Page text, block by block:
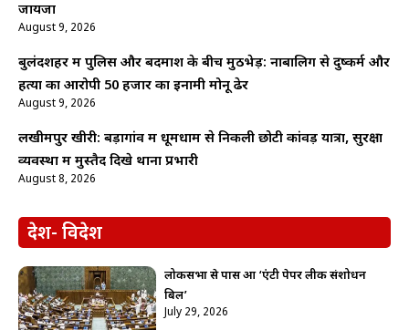
जायजा
August 9, 2026
बुलंदशहर में पुलिस और बदमाश के बीच मुठभेड़: नाबालिग से दुष्कर्म और
हत्या का आरोपी 50 हजार का इनामी मोनू ढेर
August 9, 2026
लखीमपुर खीरी: बड़ागांव में धूमधाम से निकली छोटी कांवड़ यात्रा, सुरक्षा
व्यवस्था में मुस्तैद दिखे थाना प्रभारी
August 8, 2026
देश- विदेश
लोकसभा से पास हुआ ‘एंटी पेपर लीक संशोधन
बिल’
July 29, 2026